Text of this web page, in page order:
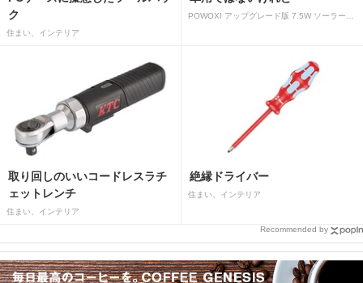
ク
住まい、インテリア
POWOXI アップグレード版 7.5W ソーラーバッテリートリクルチャージャーメンテナー 12V ポータブル防水ソーラーパネル トリクル充電キット 車、自動車、オートバイ、ボート、マリン、RV、トレーラー、スノーモービルなど用
取り回しのいいコードレスラチ
ェットレンチ
住まい、インテリア
絶縁ドライバー
住まい、インテリア
Recommended by